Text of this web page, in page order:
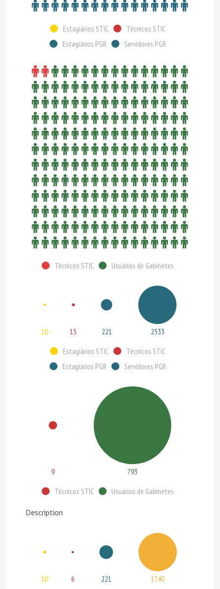
Estagiários STIC
Técnicos STIC
Estagiários PGR
Servidores PGR
Técnicos STIC Usuários de Gabinetes
10 15 221 2533
Estagiários STIC
Técnicos STIC
Estagiários PGR
Servidores PGR
9 793
Técnicos STIC Usuários de Gabinetes
Description
10 6 221 1740